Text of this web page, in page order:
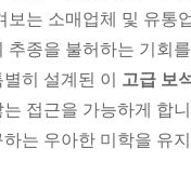
보는 소매업체 및 유통
종을 불허하는 기회
히 설계된 이 고급 보
접근을 가능하게 합
는 우아한 미학을 유